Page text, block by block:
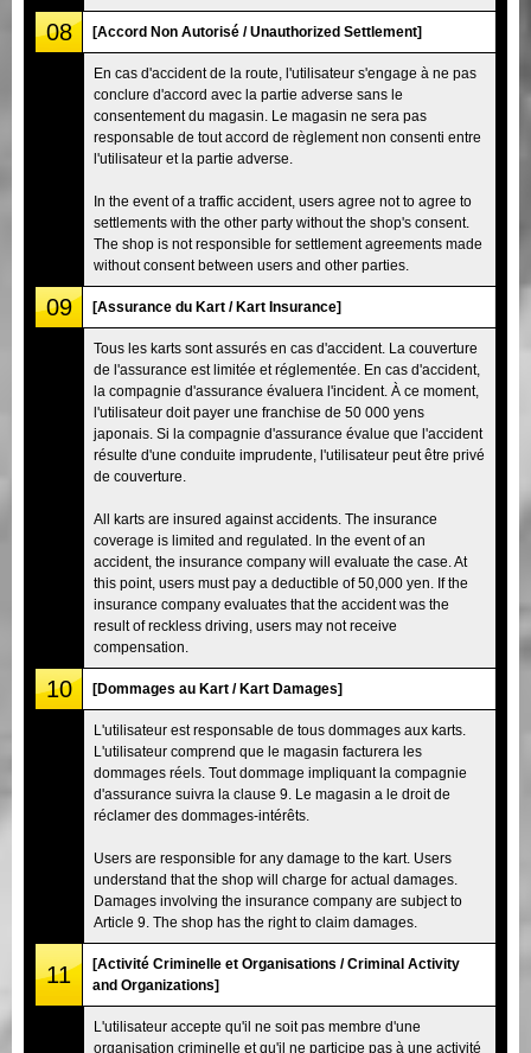
08 [Accord Non Autorisé / Unauthorized Settlement]
En cas d'accident de la route, l'utilisateur s'engage à ne pas
conclure d'accord avec la partie adverse sans le
consentement du magasin. Le magasin ne sera pas
responsable de tout accord de règlement non consenti entre
l'utilisateur et la partie adverse.
In the event of a traffic accident, users agree not to agree to
settlements with the other party without the shop's consent.
The shop is not responsible for settlement agreements made
without consent between users and other parties.
09 [Assurance du Kart / Kart Insurance]
Tous les karts sont assurés en cas d'accident. La couverture
de l'assurance est limitée et réglementée. En cas d'accident,
la compagnie d'assurance évaluera l'incident. À ce moment,
l'utilisateur doit payer une franchise de 50 000 yens
japonais. Si la compagnie d'assurance évalue que l'accident
résulte d'une conduite imprudente, l'utilisateur peut être privé
de couverture.
All karts are insured against accidents. The insurance
coverage is limited and regulated. In the event of an
accident, the insurance company will evaluate the case. At
this point, users must pay a deductible of 50,000 yen. If the
insurance company evaluates that the accident was the
result of reckless driving, users may not receive
compensation.
10 [Dommages au Kart / Kart Damages]
L'utilisateur est responsable de tous dommages aux karts.
L'utilisateur comprend que le magasin facturera les
dommages réels. Tout dommage impliquant la compagnie
d'assurance suivra la clause 9. Le magasin a le droit de
réclamer des dommages-intérêts.
Users are responsible for any damage to the kart. Users
understand that the shop will charge for actual damages.
Damages involving the insurance company are subject to
Article 9. The shop has the right to claim damages.
11
[Activité Criminelle et Organisations / Criminal Activity
and Organizations]
L'utilisateur accepte qu'il ne soit pas membre d'une
organisation criminelle et qu'il ne participe pas à une activité